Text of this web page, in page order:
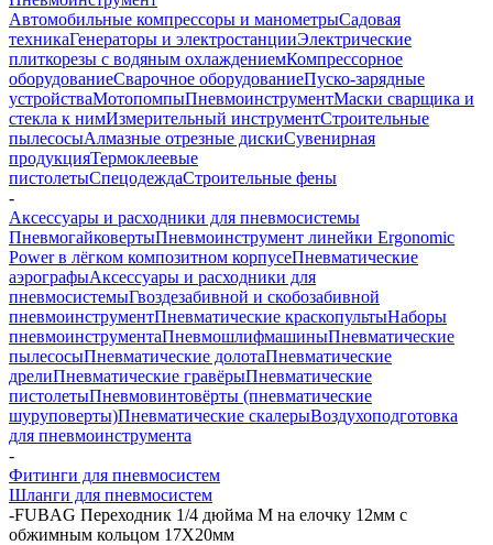
Автомобильные компрессоры и манометрыСадовая
техникаГенераторы и электростанцииЭлектрические
плиткорезы с водяным охлаждениемКомпрессорное
оборудованиеСварочное оборудованиеПуско-зарядные
устройстваМотопомпыПневмоинструментМаски сварщика и
стекла к нимИзмерительный инструментСтроительные
пылесосыАлмазные отрезные дискиСувенирная
продукцияТермоклеевые
пистолетыСпецодеждаСтроительные фены
-
Аксессуары и расходники для пневмосистемы
ПневмогайковертыПневмоинструмент линейки Ergonomic
Power в лёгком композитном корпусеПневматические
аэрографыАксессуары и расходники для
пневмосистемыГвоздезабивной и скобозабивной
пневмоинструментПневматические краскопультыНаборы
пневмоинструментаПневмошлифмашиныПневматические
пылесосыПневматические долотаПневматические
дрелиПневматические гравёрыПневматические
пистолетыПневмовинтовёрты (пневматические
шуруповерты)Пневматические скалерыВоздухоподготовка
для пневмоинструмента
-
Фитинги для пневмосистем
Шланги для пневмосистем
-FUBAG Переходник 1/4 дюйма М на елочку 12мм с
обжимным кольцом 17Х20мм